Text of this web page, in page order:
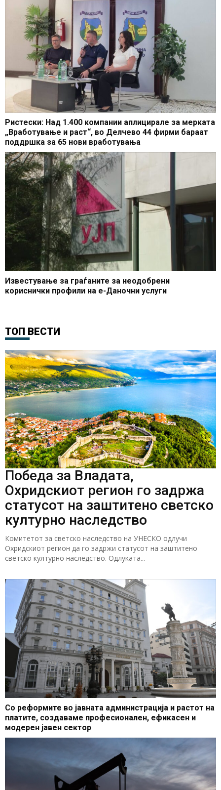
Ристески: Над 1.400 компании аплицирале за мерката
„Вработување и раст“, во Делчево 44 фирми бараат
поддршка за 65 нови вработувања
Известување за граѓаните за неодобрени
кориснички профили на е-Даночни услуги
ТОП ВЕСТИ
Победа за Владата,
Охридскиот регион го задржа
статусот на заштитено светско
културно наследство
Комитетот за светско наследство на УНЕСКО одлучи
Охридскиот регион да го задржи статусот на заштитено
светско културно наследство. Одлуката...
Со реформите во јавната администрација и растот на
платите, создаваме професионален, ефикасен и
модерен јавен сектор